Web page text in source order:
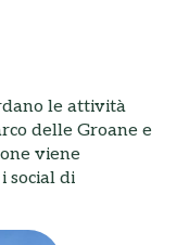
le attività
delle Groane e
viene
social di